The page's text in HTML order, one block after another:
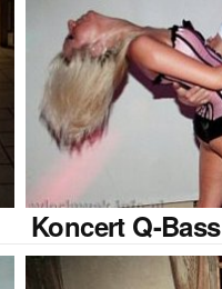
KoncertQ-Bass